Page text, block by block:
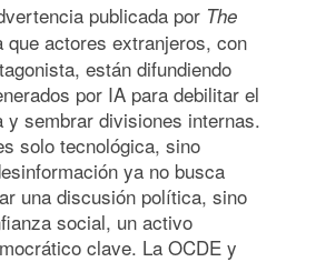
publicada por The
que actores extranjeros, con
están difundiendo
por IA para debilitar el
y sembrar divisiones internas.
solo tecnológica, sino
ya no busca
una discusión política, sino
social, un activo
clave. La OCDE y